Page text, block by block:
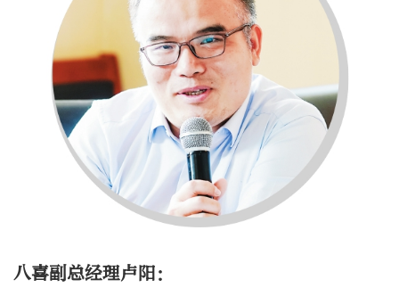
八喜副总经理卢阳：